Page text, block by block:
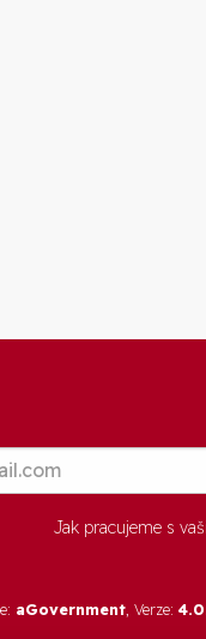
Jak pracujeme s
aGovernment, Verze: